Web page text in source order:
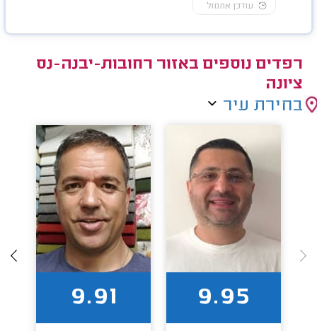
עודכן אתמול
רפדים נוספים באזור רחובות-יבנה-נס
ציונה
בחירת עיר
9.95
9.91